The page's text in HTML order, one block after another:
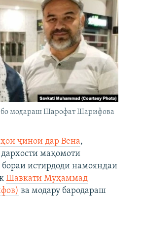
модараш Шарофат Шарифова
ҷиноӣ дар Вена,
мақомоти
истирдоди намояндаи
Шавкати Муҳаммад
ва модару бародараш